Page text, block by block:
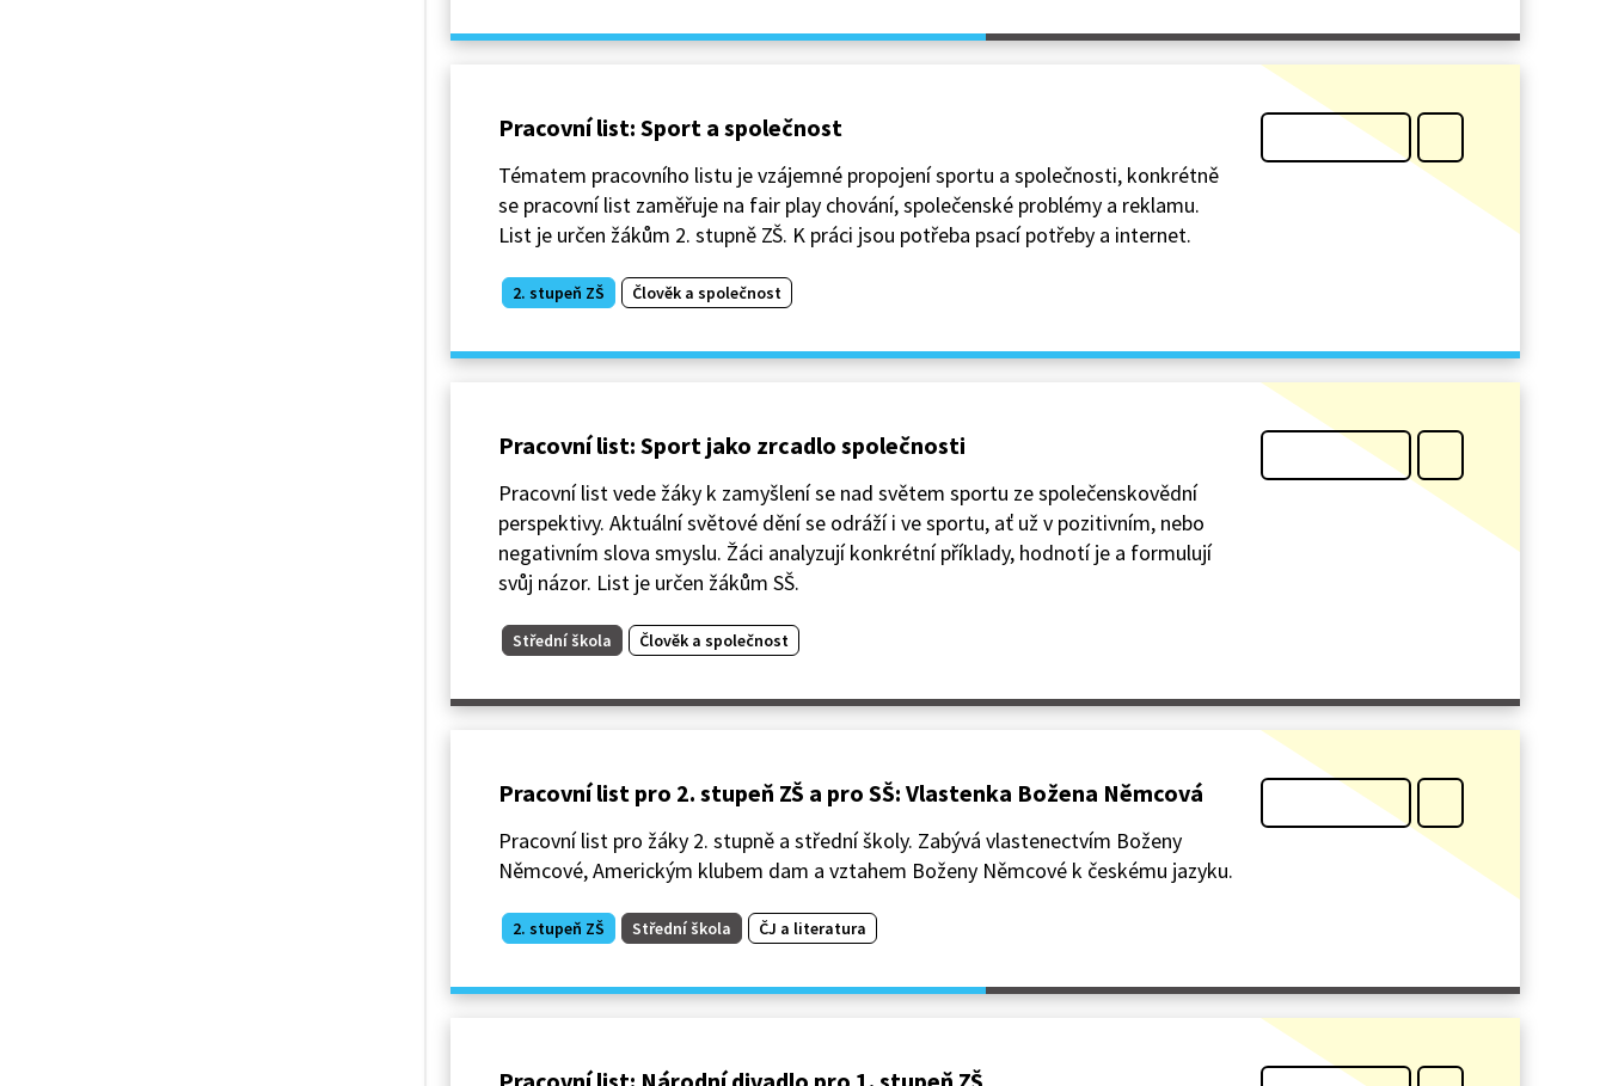
Pracovní list: Sport a společnost
Tématem pracovního listu je vzájemné propojení sportu a společnosti, konkrétně
se pracovní list zaměřuje na fair play chování, společenské problémy a reklamu.
List je určen žákům 2. stupně ZŠ. K práci jsou potřeba psací potřeby a internet.
2. stupeň ZŠ Člověk a společnost
Pracovní list: Sport jako zrcadlo společnosti
Pracovní list vede žáky k zamyšlení se nad světem sportu ze společenskovědní
perspektivy. Aktuální světové dění se odráží i ve sportu, ať už v pozitivním, nebo
negativním slova smyslu. Žáci analyzují konkrétní příklady, hodnotí je a formulují
svůj názor. List je určen žákům SŠ.
Střední škola Člověk a společnost
Pracovní list pro 2. stupeň ZŠ a pro SŠ: Vlastenka Božena Němcová
Pracovní list pro žáky 2. stupně a střední školy. Zabývá vlastenectvím Boženy
Němcové, Americkým klubem dam a vztahem Boženy Němcové k českému jazyku.
2. stupeň ZŠ Střední škola ČJ a literatura